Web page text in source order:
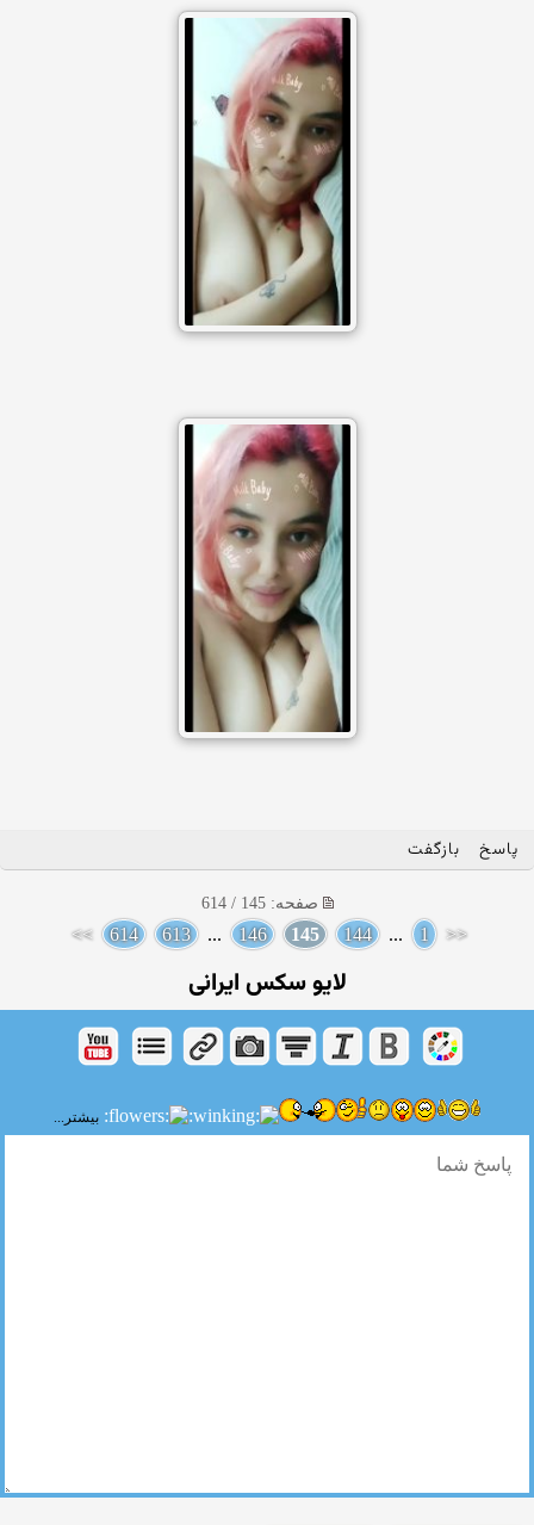
پاسخ بازگفت
صفحه: 145 / 614
<<
1
...
144
145
146
...
613
614
>>
لایو سکس ایرانی
بیشتر...